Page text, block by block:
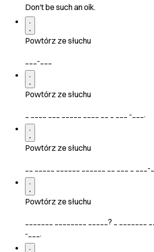
Don't be such an oik.
Powtórz ze słuchu
___-___
Powtórz ze słuchu
_ ____ ___ _____ ____ __ _ ___ -___.
Powtórz ze słuchu
__ _____ ______ ______ __ ___ _ ___-
Powtórz ze słuchu
_______ ________ _____? _ _______
-___.